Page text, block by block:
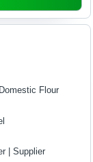
Flour
| Supplier